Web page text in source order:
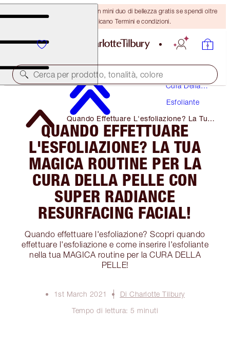
ULTIMA OCCASIONE! Ricevi un mini duo di bellezza gratis se spendi oltre
110 €! Si applicano Termini e condizioni.
Cerca per prodotto, tonalità, colore
Cura Della
Esfoliante
Quando Effettuare L'esfoliazione? La Tua
Magica Routine Per La Cura Della Pelle
Con Super Radiance Resurfacing Facial!
QUANDO EFFETTUARE
L'ESFOLIAZIONE? LA TUA
MAGICA ROUTINE PER LA
CURA DELLA PELLE CON
SUPER RADIANCE
RESURFACING FACIAL!
Quando effettuare l'esfoliazione? Scopri quando
effettuare l'esfoliazione e come inserire l'esfoliante
nella tua MAGICA routine per la CURA DELLA
PELLE!
1st March 2021
Di Charlotte Tilbury
Tempo di lettura: 5 minuti